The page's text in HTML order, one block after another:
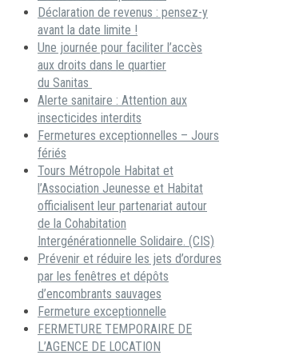
Déclaration de revenus : pensez-y
avant la date limite !
Une journée pour faciliter l’accès
aux droits dans le quartier
du Sanitas
Alerte sanitaire : Attention aux
insecticides interdits
Fermetures exceptionnelles – Jours
fériés
Tours Métropole Habitat et
l’Association Jeunesse et Habitat
officialisent leur partenariat autour
de la Cohabitation
Intergénérationnelle Solidaire. (CIS)
Prévenir et réduire les jets d’ordures
par les fenêtres et dépôts
d’encombrants sauvages
Fermeture exceptionnelle
FERMETURE TEMPORAIRE DE
L’AGENCE DE LOCATION